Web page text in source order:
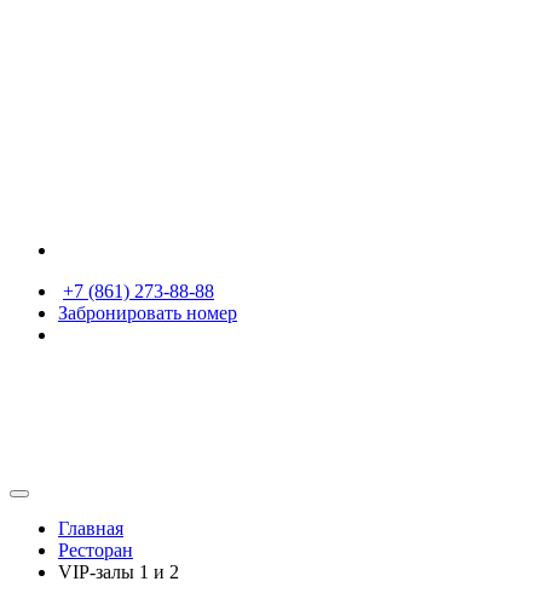
+7 (861) 273-88-88
Забронировать номер
Главная
Ресторан
VIP-залы 1 и 2